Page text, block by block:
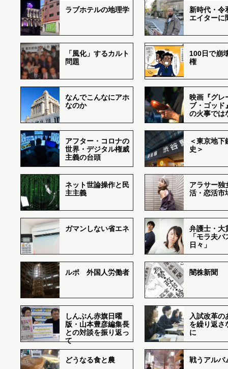
ラブホテルの地理学
新時代・令
エイターに
「風化」するカルト
問題
100日で崩
権
なんでこんなにアホ
なのか
映画『グレ
ブ・ゴッド
の火事では
アフター・コロナの
世界・デジタル権威
主義の台頭
＜東京地下
史＞
ネット世論操作と民
主主義
アラサー独
活・恋活市
ガマンしない省エネ
弁護士・大
「モラ夫
日々」
ルポ 外国人労働者 闇株新聞
しんぶん赤旗日曜
版・山本豊彦編集長
との対談を振り返っ
て
入試改革の
を繰り返さ
に
どうなる食と農 戦うアルバ